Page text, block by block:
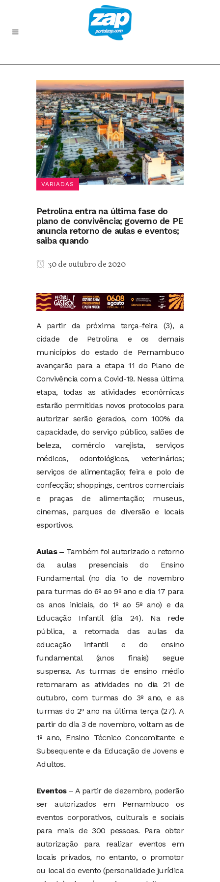
VARIADAS
Petrolina entra na última fase do
plano de convivência; governo de PE
anuncia retorno de aulas e eventos;
saiba quando
30 de outubro de 2020
A partir da próxima terça-feira (3), a
cidade de Petrolina e os demais
municípios do estado de Pernambuco
avançarão para a etapa 11 do Plano de
Convivência com a Covid-19. Nessa última
etapa, todas as atividades econômicas
estarão permitidas novos protocolos para
autorizar serão gerados, com 100% da
capacidade, do serviço público, salões de
beleza, comércio varejista, serviços
médicos, odontológicos, veterinários;
serviços de alimentação; feira e polo de
confecção; shoppings, centros comerciais
e praças de alimentação; museus,
cinemas, parques de diversão e locais
esportivos.
Aulas – Também foi autorizado o retorno
da aulas presenciais do Ensino
Fundamental (no dia 1o de novembro
para turmas do 6º ao 9º ano e dia 17 para
os anos iniciais, do 1º ao 5º ano) e da
Educação Infantil (dia 24). Na rede
pública, a retomada das aulas da
educação infantil e do ensino
fundamental (anos finais) segue
suspensa. As turmas de ensino médio
retomaram as atividades no dia 21 de
outubro, com turmas do 3º ano, e as
turmas do 2º ano na última terça (27). A
partir do dia 3 de novembro, voltam as de
1º ano, Ensino Técnico Concomitante e
Subsequente e da Educação de Jovens e
Adultos.
Eventos – A partir de dezembro, poderão
ser autorizados em Pernambuco os
eventos corporativos, culturais e sociais
para mais de 300 pessoas. Para obter
autorização para realizar eventos em
locais privados, no entanto, o promotor
ou local do evento (personalidade jurídica